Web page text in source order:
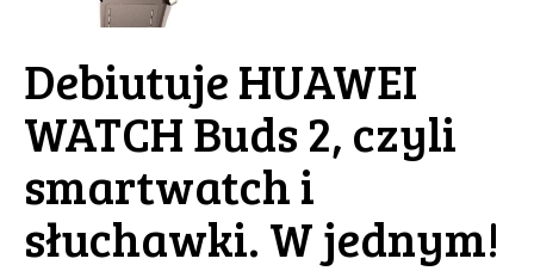
Debiutuje HUAWEI
WATCH Buds 2, czyli
smartwatch i
słuchawki. W jednym!